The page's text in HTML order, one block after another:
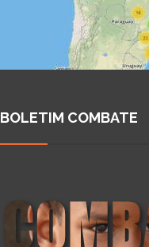
BOLETIM COMBATE